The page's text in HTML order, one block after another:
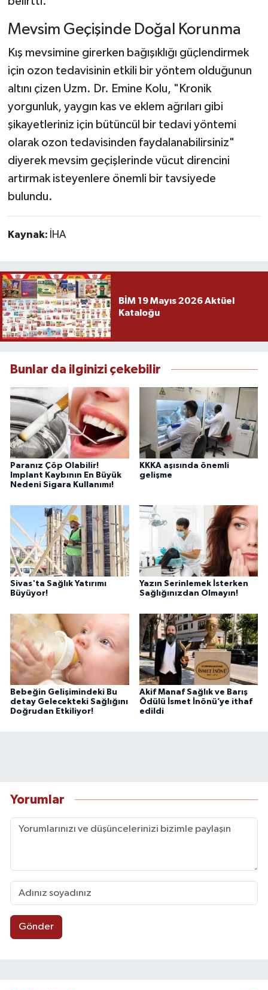
Mevsim Geçişinde Doğal Korunma
Kış mevsimine girerken bağışıklığı güçlendirmek
için ozon tedavisinin etkili bir yöntem olduğunun
altını çizen Uzm. Dr. Emine Kolu, "Kronik
yorgunluk, yaygın kas ve eklem ağrıları gibi
şikayetleriniz için bütüncül bir tedavi yöntemi
olarak ozon tedavisinden faydalanabilirsiniz"
diyerek mevsim geçişlerinde vücut direncini
artırmak isteyenlere önemli bir tavsiyede
bulundu.
Kaynak: İHA
BİM 19 Mayıs 2026 Aktüel
Kataloğu
Bunlar da ilginizi çekebilir
Paranız Çöp Olabilir!
Implant Kaybının En Büyük
Nedeni Sigara Kullanımı!
KKKA aşısında önemli
gelişme
Sivas'ta Sağlık Yatırımı
Büyüyor!
Yazın Serinlemek İsterken
Sağlığınızdan Olmayın!
Bebeğin Gelişimindeki Bu
detay Gelecekteki Sağlığını
Doğrudan Etkiliyor!
Akif Manaf Sağlık ve Barış
Ödülü İsmet İnönü’ye ithaf
edildi
Yorumlar
Gönder